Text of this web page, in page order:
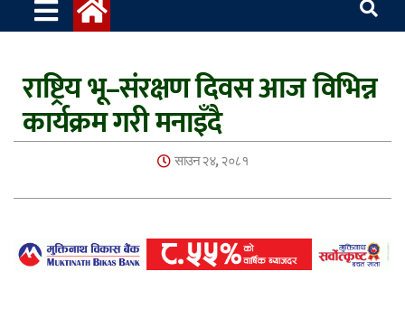
राष्ट्रिय भू–संरक्षण दिवस आज विभिन्न
कार्यक्रम गरी मनाइँदै
साउन २४, २०८१